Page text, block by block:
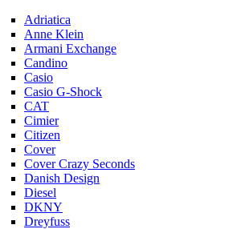
Adriatica
Anne Klein
Armani Exchange
Candino
Casio
Casio G-Shock
CAT
Cimier
Citizen
Cover
Cover Crazy Seconds
Danish Design
Diesel
DKNY
Dreyfuss